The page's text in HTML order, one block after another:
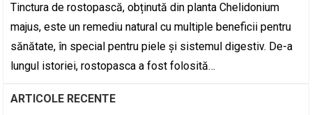
Tinctura de rostopască, obținută din planta Chelidonium
majus, este un remediu natural cu multiple beneficii pentru
sănătate, în special pentru piele și sistemul digestiv. De-a
lungul istoriei, rostopasca a fost folosită…
ARTICOLE RECENTE